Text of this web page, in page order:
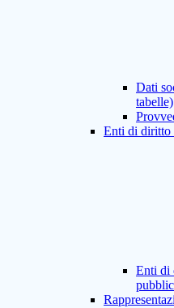
Dati
tabelle)
Enti di diritto
Enti di